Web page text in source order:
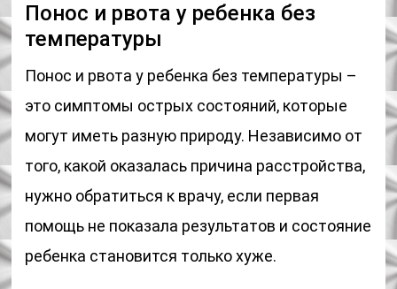
Понос и рвота у ребенка без
температуры
Понос и рвота у ребенка без температуры –
это симптомы острых состояний, которые
могут иметь разную природу. Независимо от
того, какой оказалась причина расстройства,
нужно обратиться к врачу, если первая
помощь не показала результатов и состояние
ребенка становится только хуже.